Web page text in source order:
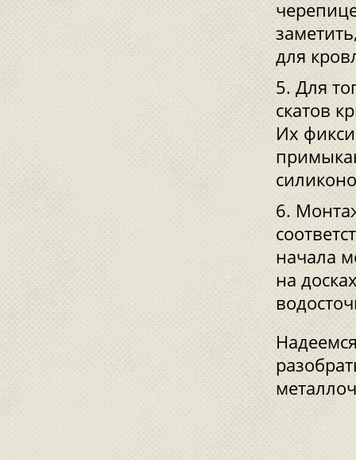
для
Для
скатов
Их
начала
на